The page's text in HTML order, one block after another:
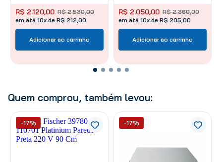
R$ 2.530,00
R$ 2.120,00
em até 10x de R$ 212,00
Adicionar ao carrinho
R$ 2.360,00
R$ 2.050,00
em até 10x de R$ 205,00
Adicionar ao carrinho
Quem comprou, também levou:
-17% -17%